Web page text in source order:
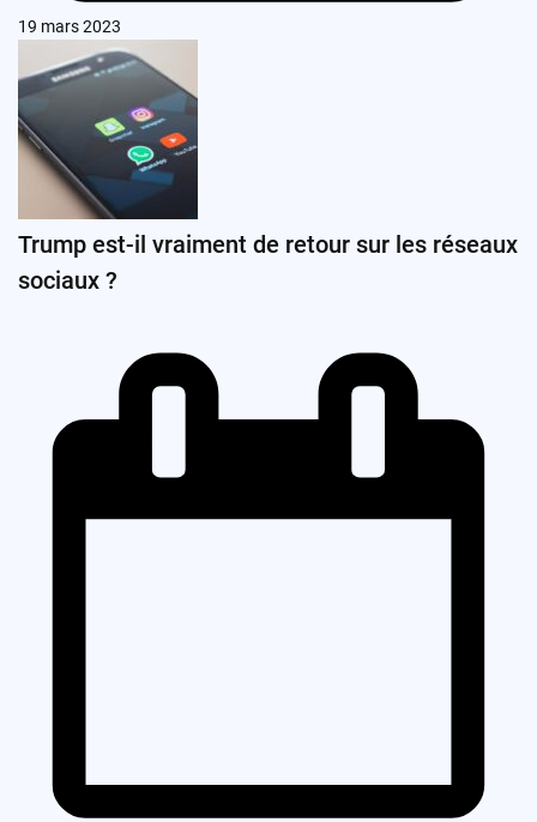
19 mars 2023
Trump est-il vraiment de retour sur les réseaux
sociaux ?